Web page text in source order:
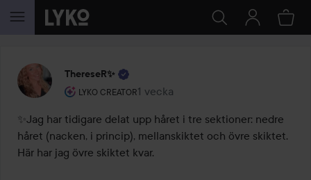
HOPPA TILL INNEHÅLLET
ThereseR✨
LYKO CREATOR
Användarens roll: Lyko Creator.
1 vecka
Inlägget skapades 1 vecka
✨Jag har tidigare delat upp håret i tre sektioner: nedre
håret (nacken, i princip), mellanskiktet och övre skiktet.
Här har jag övre skiktet kvar.